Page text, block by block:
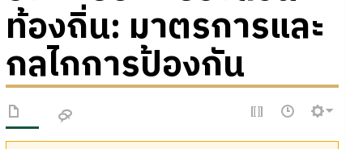
ท้องถิ่น: มาตรการและ
กลไกการป้องกัน